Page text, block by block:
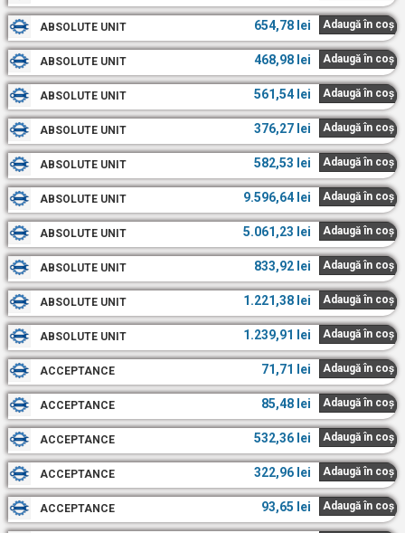
ABSOLUTE UNIT 654,78 lei Adaugă în coș
ABSOLUTE UNIT 468,98 lei Adaugă în coș
ABSOLUTE UNIT 561,54 lei Adaugă în coș
ABSOLUTE UNIT 376,27 lei Adaugă în coș
ABSOLUTE UNIT 582,53 lei Adaugă în coș
ABSOLUTE UNIT 9.596,64 lei Adaugă în coș
ABSOLUTE UNIT 5.061,23 lei Adaugă în coș
ABSOLUTE UNIT 833,92 lei Adaugă în coș
ABSOLUTE UNIT 1.221,38 lei Adaugă în coș
ABSOLUTE UNIT 1.239,91 lei Adaugă în coș
ACCEPTANCE 71,71 lei Adaugă în coș
ACCEPTANCE 85,48 lei Adaugă în coș
ACCEPTANCE 532,36 lei Adaugă în coș
ACCEPTANCE 322,96 lei Adaugă în coș
ACCEPTANCE 93,65 lei Adaugă în coș